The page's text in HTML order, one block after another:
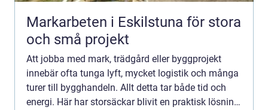
Markarbeten i Eskilstuna för stora
och små projekt
Att jobba med mark, trädgård eller byggprojekt
innebär ofta tunga lyft, mycket logistik och många
turer till bygghandeln. Allt detta tar både tid och
energi. Här har storsäckar blivit en praktisk lösning